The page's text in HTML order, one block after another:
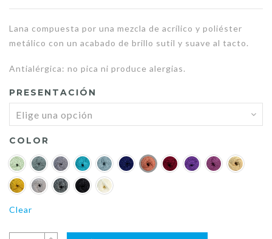
range:
S/10.50
Lana compuesta por una mezcla de acrílico y poliéster
metálico con un acabado de brillo sutil y suave al tacto.
Antialérgica: no pica ni produce alergias.
PRESENTACIÓN
COLOR
Clear